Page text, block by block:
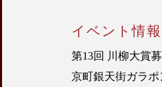
イベント情報
第13回 川柳大賞
京町銀天街ガラポ